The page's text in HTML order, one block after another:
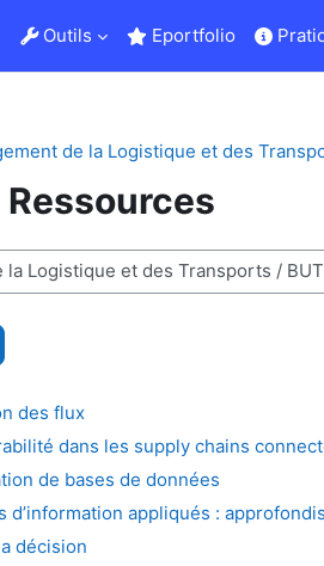
Outils Eportfolio
de la Logistique et des
cursos
des flux
dans les supply chains
de bases de données
d’information appliqués :
décision